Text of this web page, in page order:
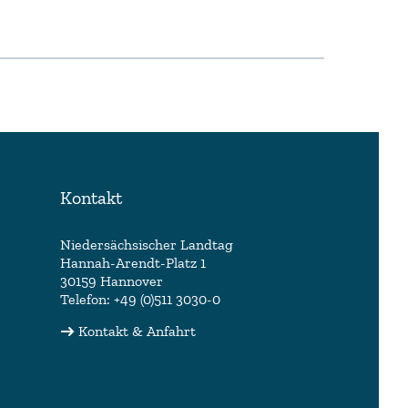
Kontakt
Niedersächsischer Landtag
Hannah-Arendt-Platz 1
30159 Hannover
Telefon: +49 (0)511 3030-0
Kontakt & Anfahrt